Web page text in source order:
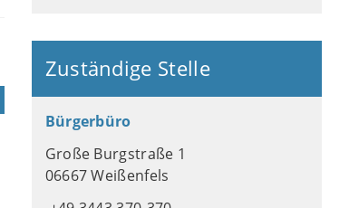
Zuständige Stelle
Bürgerbüro
Große Burgstraße 1
06667 Weißenfels